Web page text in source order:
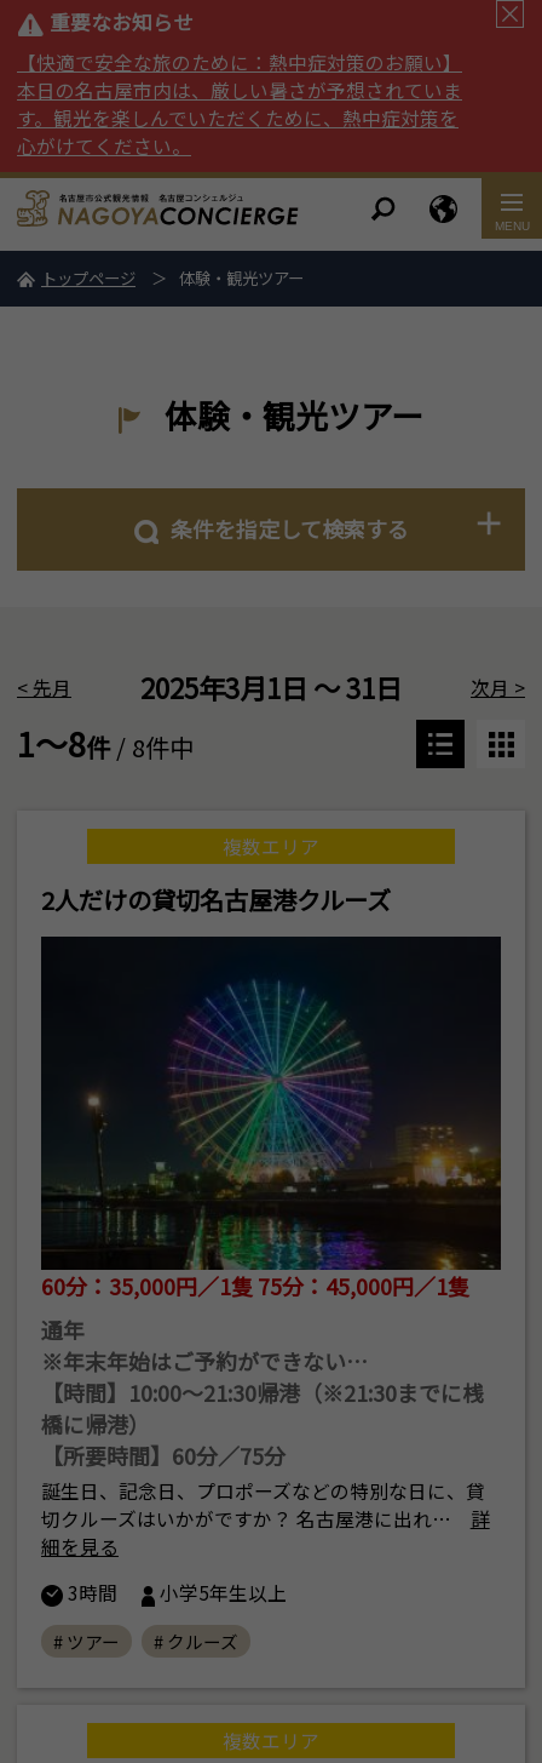
重要なお知らせ
【快適で安全な旅のために：熱中症対策のお願い】
本日の名古屋市内は、厳しい暑さが予想されていま
す。観光を楽しんでいただくために、熱中症対策を
心がけてください。
トップページ 体験・観光ツアー
体験・観光ツアー
条件を指定して検索する
< 先月 2025年3月1日 ～ 31日 次月 >
1～8件/ 8件中
複数エリア
2人だけの貸切名古屋港クルーズ
60分：35,000円／1隻 75分：45,000円／1隻
通年
※年末年始はご予約ができない…
【時間】10:00～21:30帰港（※21:30までに桟
橋に帰港）
【所要時間】60分／75分
誕生日、記念日、プロポーズなどの特別な日に、貸
切クルーズはいかがですか？ 名古屋港に出れ…
詳
細を見る
3時間
小学5年生以上
# ツアー # クルーズ
複数エリア